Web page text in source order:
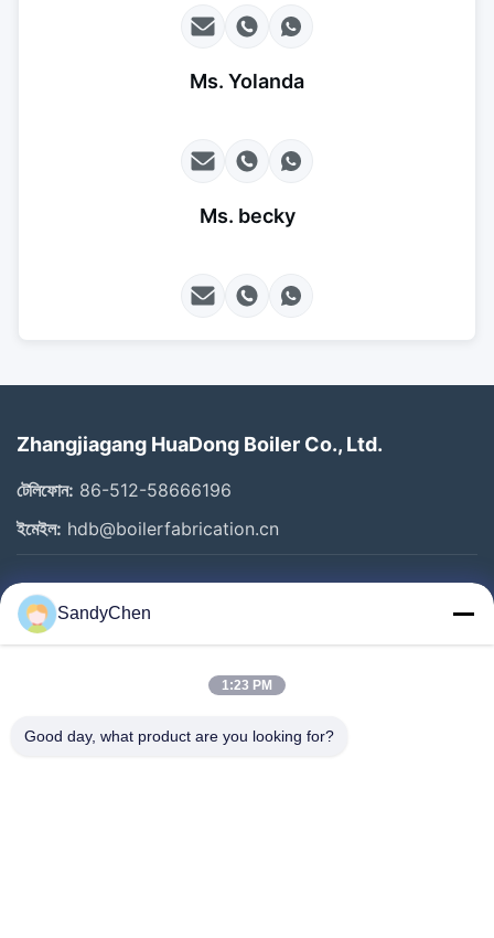
Ms. Yolanda
Ms. becky
Zhangjiagang HuaDong Boiler Co., Ltd.
টেলিফোন: 86-512-58666196
ইমেইল: hdb@boilerfabrication.cn
গুরুত্বপূর্ণ সংযোগ
বাড়ি
ভিডিও
SandyChen
1:23 PM
Good day, what product are you looking for?